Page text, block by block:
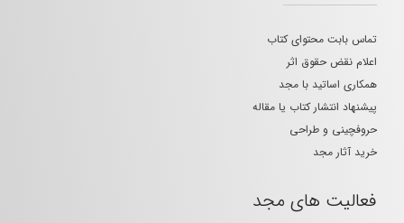
تماس بابت محتوای کتاب
اعلام نقض حقوق اثر
همکاری اساتید با مجد
پیشنهاد انتشار کتاب یا مقاله
حروفچینی و طراحی
خرید آثار مجد
فعالیت های مجد